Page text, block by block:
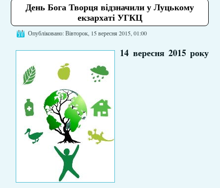
День Бога Творця відзначили у Луцькому
екзархаті УГКЦ
Опубліковано: Вівторок, 15 вересня 2015, 01:00
14 вересня 2015 року